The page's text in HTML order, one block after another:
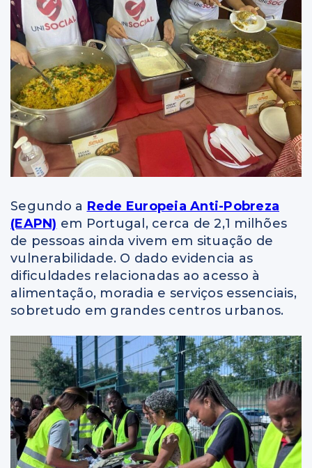
Segundo a Rede Europeia Anti-Pobreza
(EAPN) em Portugal, cerca de 2,1 milhões
de pessoas ainda vivem em situação de
vulnerabilidade. O dado evidencia as
dificuldades relacionadas ao acesso à
alimentação, moradia e serviços essenciais,
sobretudo em grandes centros urbanos.